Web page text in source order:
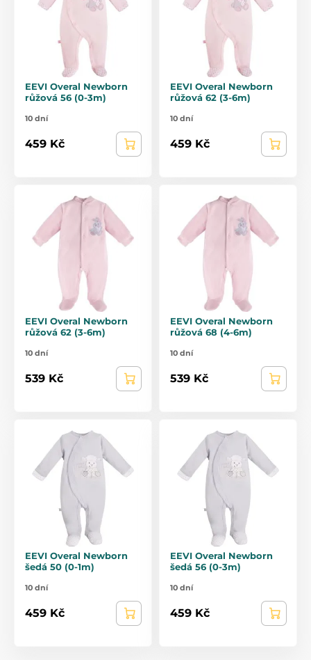
EEVI Overal Newborn
růžová 56 (0-3m)
10 dní
459 Kč
EEVI Overal Newborn
růžová 62 (3-6m)
10 dní
459 Kč
EEVI Overal Newborn
růžová 62 (3-6m)
10 dní
539 Kč
EEVI Overal Newborn
růžová 68 (4-6m)
10 dní
539 Kč
EEVI Overal Newborn
šedá 50 (0-1m)
10 dní
459 Kč
EEVI Overal Newborn
šedá 56 (0-3m)
10 dní
459 Kč